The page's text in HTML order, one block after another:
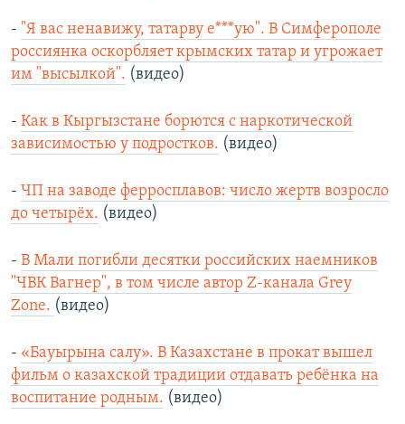
- "Я вас ненавижу, татарву е***ую". В Симферополе
россиянка оскорбляет крымских татар и угрожает
им "высылкой". (видео)
- Как в Кыргызстане борются с наркотической
зависимостью у подростков. (видео)
- ЧП на заводе ферросплавов: число жертв возросло
до четырёх. (видео)
- В Мали погибли десятки российских наемников
"ЧВК Вагнер", в том числе автор Z-канала Grey
Zone. (видео)
- «Бауырына салу». В Казахстане в прокат вышел
фильм о казахской традиции отдавать ребёнка на
воспитание родным. (видео)